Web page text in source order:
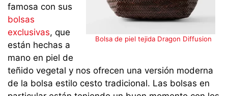
Bolsa de piel tejida Dragon Diffusion
famosa con sus
bolsas
exclusivas, que
están hechas a
mano en piel de
teñido vegetal y nos ofrecen una versión moderna
de la bolsa estilo cesto tradicional. Las bolsas en